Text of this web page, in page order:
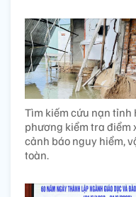
Tìm kiếm cứu nạn tỉnh
phương kiểm tra điểm
cảnh báo nguy hiểm,
toàn.